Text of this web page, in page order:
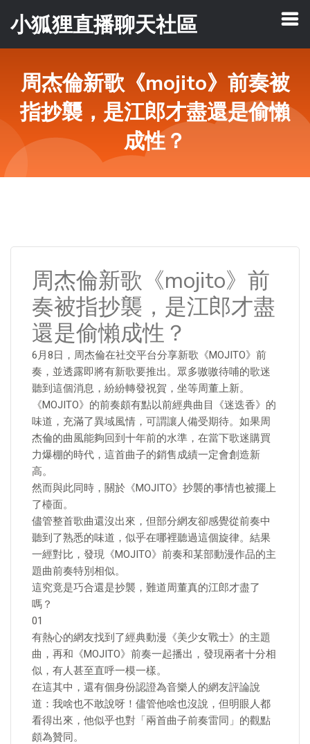
小狐狸直播聊天社區
周杰倫新歌《mojito》前奏被
指抄襲，是江郎才盡還是偷懶
成性？
周杰倫新歌《mojito》前
奏被指抄襲，是江郎才盡
還是偷懶成性？
6月8日，周杰倫在社交平台分享新歌《MOJITO》前
奏，並透露即將有新歌要推出。眾多嗷嗷待哺的歌迷
聽到這個消息，紛紛轉發祝賀，坐等周董上新。
《MOJITO》的前奏頗有點以前經典曲目《迷迭香》的
味道，充滿了異域風情，可謂讓人備受期待。如果周
杰倫的曲風能夠回到十年前的水準，在當下歌迷購買
力爆棚的時代，這首曲子的銷售成績一定會創造新
高。
然而與此同時，關於《MOJITO》抄襲的事情也被擺上
了檯面。
儘管整首歌曲還沒出來，但部分網友卻感覺從前奏中
聽到了熟悉的味道，似乎在哪裡聽過這個旋律。結果
一經對比，發現《MOJITO》前奏和某部動漫作品的主
題曲前奏特別相似。
這究竟是巧合還是抄襲，難道周董真的江郎才盡了
嗎？
01
有熱心的網友找到了經典動漫《美少女戰士》的主題
曲，再和《MOJITO》前奏一起播出，發現兩者十分相
似，有人甚至直呼一模一樣。
在這其中，還有個身份認證為音樂人的網友評論說
道：我啥也不敢說呀！儘管他啥也沒說，但明眼人都
看得出來，他似乎也對「兩首曲子前奏雷同」的觀點
頗為贊同。